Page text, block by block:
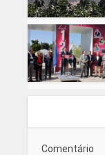
Comentário